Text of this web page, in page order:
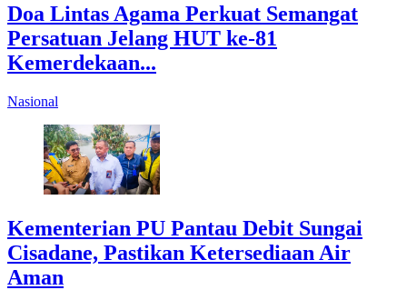
Doa Lintas Agama Perkuat Semangat
Persatuan Jelang HUT ke-81
Kemerdekaan...
Nasional
Kementerian PU Pantau Debit Sungai
Cisadane, Pastikan Ketersediaan Air
Aman